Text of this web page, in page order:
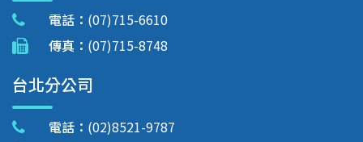
電話： (07)715-6610
傳真： (07)715-8748
台北分公司
電話： (02)8521-9787